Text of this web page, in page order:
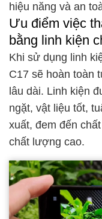
hiệu năng và an
Ưu điểm việc
bằng linh kiện
Khi sử dụng linh
C17 sẽ hoàn toàn
lâu dài. Linh kiện
ngặt, vật liệu tốt,
xuất, đem đến
chất lượng cao.